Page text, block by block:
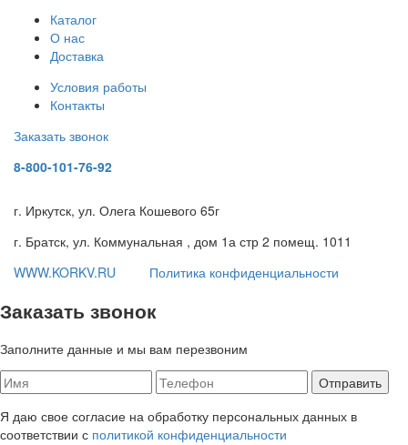
Каталог
О нас
Доставка
Условия работы
Контакты
Заказать звонок
8-800-101-76-92
г. Иркутск, ул. Олега Кошевого 65г
г. Братск, ул. Коммунальная , дом 1а стр 2 помещ. 1011
WWW.KORKV.RU
Политика конфиденциальности
Заказать звонок
Заполните данные и мы вам перезвоним
Я даю свое согласие на обработку персональных данных в
соответствии с политикой конфиденциальности